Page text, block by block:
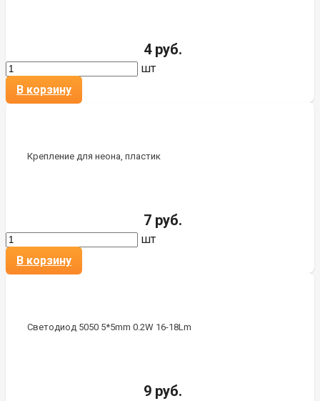
4 руб.
шт
В корзину
Крепление для неона, пластик
7 руб.
шт
В корзину
Светодиод 5050 5*5mm 0.2W 16-18Lm
9 руб.